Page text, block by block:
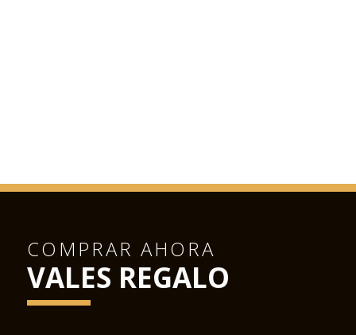
COMPRAR AHORA
VALES REGALO